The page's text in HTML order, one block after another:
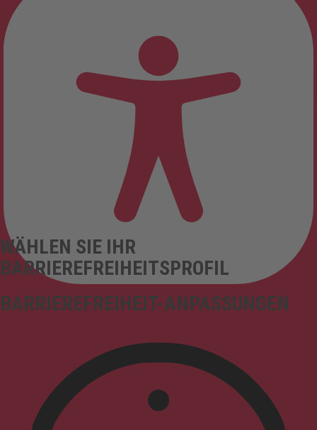
BARRIEREFREIHEIT-ANPASSUNGEN
WÄHLEN SIE IHR
BARRIEREFREIHEITSPROFIL